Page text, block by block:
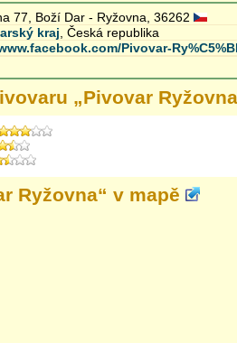
77, Boží Dar - Ryžovna, 36262
kraj , Česká republika
Pivovar-
„Pivovar Ryžovna
Ryžovna“ v mapě